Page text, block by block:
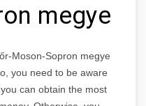
megye
Moson-Sopron megye
you need to be aware
can obtain the most